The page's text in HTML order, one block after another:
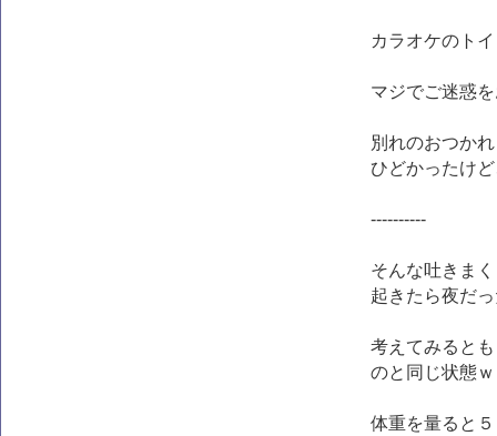
カラオケのト
マジでご迷惑
別れのおつか
ひどかったけ
----------
そんな吐きま
起きたら夜だ
考えてみると
のと同じ状態ｗ
体重を量ると